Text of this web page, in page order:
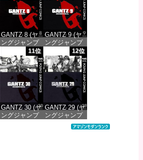
価格：¥100 価格：¥100
GANTZ 8 (ヤ
ングジャンプ
コミックス
DIGITAL)
価格：¥100
GANTZ 9 (ヤ
ングジャンプ
コミックス
DIGITAL)
価格：¥100
11位
GANTZ 30 (ヤ
ングジャンプ
12位
GANTZ 29 (ヤ
ングジャンプ
コミックス